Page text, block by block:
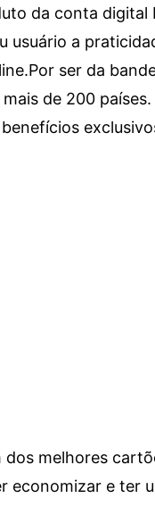
da conta
usuário a
Por ser da
de 200
melhores
economizar e ter